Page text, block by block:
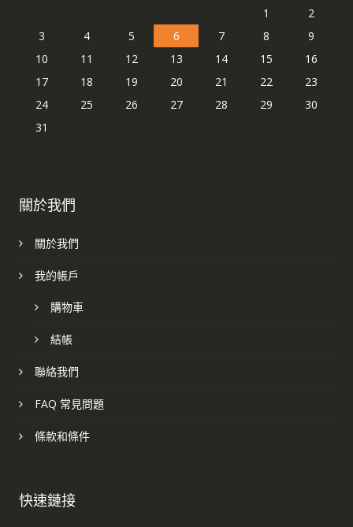
1
2
3
4 5 6 7 8
9
10
11 12 13 14 15
16
17
18 19 20 21 22
23
24
25 26 27 28 29
30
31
關於我們
關於我們
我的帳戶
購物車
結帳
聯絡我們
FAQ 常見問題
條款和條件
快速鏈接